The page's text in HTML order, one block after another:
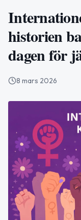
historien
dagen för
8 mars 2026